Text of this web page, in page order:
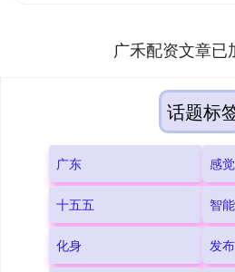
广禾配资文章已
话题标
广东 感觉
十五五 智能
化身 发布